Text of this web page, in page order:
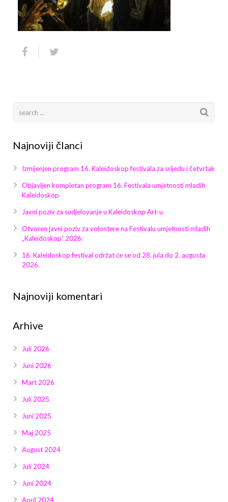
Video 2011
Video 2015
Video 2018
Galerija 2010
Galerija 2014
Galerija 2017
Galerija 2018
Galerija 2019
Galerija 2022
Galerija 2024
Galerija 2025
Arhiva
Najnoviji članci
Izmijenjen program 16. Kaleidoskop festivala za srijedu i četvrtak
Objavljen kompletan program 16. Festivala umjetnosti mladih
Kaleidoskop
Javni poziv za sudjelovanje u Kaleidoskop Art-u
Otvoren javni poziv za volontere na Festivalu umjetnosti mladih
„Kaleidoskop“ 2026.
16. Kaleidoskop festival održat će se od 28. jula do 2. augusta
2026.
Najnoviji komentari
Arhive
Juli 2026
Juni 2026
Mart 2026
Juli 2025
Juni 2025
Maj 2025
August 2024
Juli 2024
Juni 2024
April 2024